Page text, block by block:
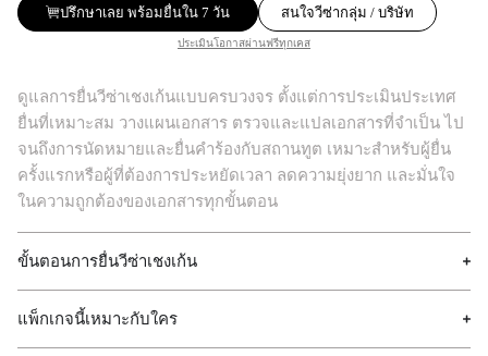
ปรึกษาเลย พร้อมยื่นใน 7 วัน สนใจวีซ่ากลุ่ม / บริษัท
ประเมินโอกาสผ่านฟรีทุกเคส
ดูแลการยื่นวีซ่าเชงเก้นแบบครบวงจร ตั้งแต่การประเมินประเทศ
ยื่นที่เหมาะสม วางแผนเอกสาร ตรวจและแปลเอกสารที่จำเป็น ไป
จนถึงการนัดหมายและยื่นคำร้องกับสถานทูต เหมาะสำหรับผู้ยื่น
ครั้งแรกหรือผู้ที่ต้องการประหยัดเวลา ลดความยุ่งยาก และมั่นใจ
ในความถูกต้องของเอกสารทุกขั้นตอน
ขั้นตอนการยื่นวีซ่าเชงเก้น
แพ็กเกจนี้เหมาะกับใคร